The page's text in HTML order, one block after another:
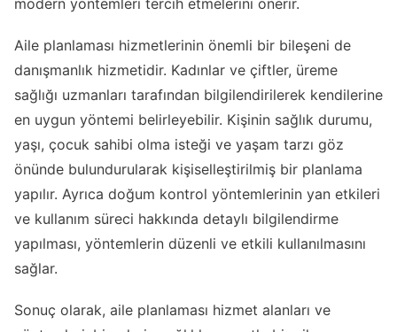
Aile planlaması hizmetlerinin önemli bir bileşeni de
danışmanlık hizmetidir. Kadınlar ve çiftler, üreme
sağlığı uzmanları tarafından bilgilendirilerek kendilerine
en uygun yöntemi belirleyebilir. Kişinin sağlık durumu,
yaşı, çocuk sahibi olma isteği ve yaşam tarzı göz
önünde bulundurularak kişiselleştirilmiş bir planlama
yapılır. Ayrıca doğum kontrol yöntemlerinin yan etkileri
ve kullanım süreci hakkında detaylı bilgilendirme
yapılması, yöntemlerin düzenli ve etkili kullanılmasını
sağlar.
Sonuç olarak, aile planlaması hizmet alanları ve